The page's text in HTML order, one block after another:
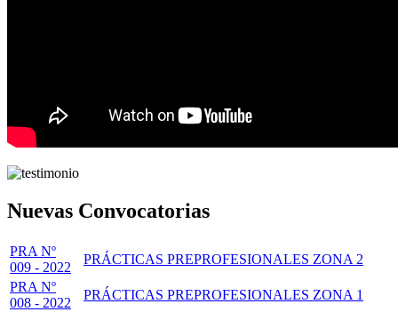
Nuevas Convocatorias
PRA Nº
009 - 2022
PRÁCTICAS PREPROFESIONALES ZONA 2
PRA Nº
008 - 2022
PRÁCTICAS PREPROFESIONALES ZONA 1